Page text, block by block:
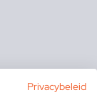
Privacybeleid